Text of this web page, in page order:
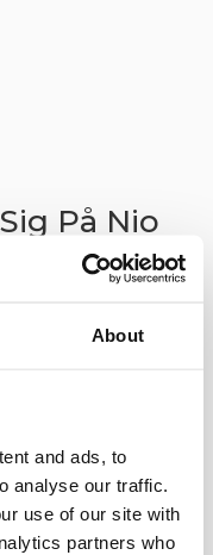
About
and ads, to
analyse our traffic.
use of our site with
partners who
På Nio
av Atelier
upplever
nu en renässans
mode”